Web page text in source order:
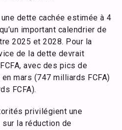
dette cachée estimée à 4
important calendrier de
2025 et 2028. Pour la
de la dette devrait
avec des pics de
mars (747 milliards FCFA)
FCFA).
privilégient une
la réduction de